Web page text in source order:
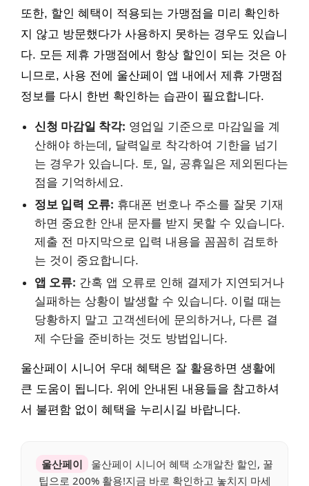
또한, 할인 혜택이 적용되는 가맹점을 미리 확인하
지 않고 방문했다가 사용하지 못하는 경우도 있습니
다. 모든 제휴 가맹점에서 항상 할인이 되는 것은 아
니므로, 사용 전에 울산페이 앱 내에서 제휴 가맹점
정보를 다시 한번 확인하는 습관이 필요합니다.
신청 마감일 착각: 영업일 기준으로 마감일을 계
산해야 하는데, 달력일로 착각하여 기한을 넘기
는 경우가 있습니다. 토, 일, 공휴일은 제외된다는
점을 기억하세요.
정보 입력 오류: 휴대폰 번호나 주소를 잘못 기재
하면 중요한 안내 문자를 받지 못할 수 있습니다.
제출 전 마지막으로 입력 내용을 꼼꼼히 검토하
는 것이 중요합니다.
앱 오류: 간혹 앱 오류로 인해 결제가 지연되거나
실패하는 상황이 발생할 수 있습니다. 이럴 때는
당황하지 말고 고객센터에 문의하거나, 다른 결
제 수단을 준비하는 것도 방법입니다.
울산페이 시니어 우대 혜택은 잘 활용하면 생활에
큰 도움이 됩니다. 위에 안내된 내용들을 참고하셔
서 불편함 없이 혜택을 누리시길 바랍니다.
울산페이
울산페이 시니어 혜택 소개알찬 할인, 꿀
팁으로 200% 활용!지금 바로 확인하고 놓치지 마세